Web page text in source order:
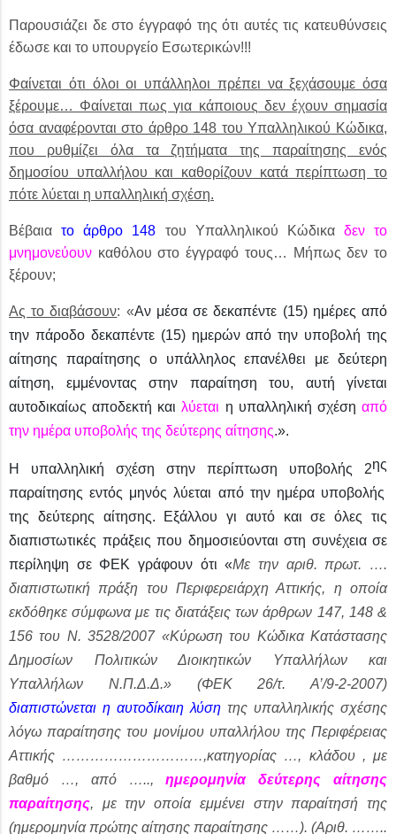
Παρουσιάζει δε στο έγγραφό της ότι αυτές τις κατευθύνσεις
έδωσε και το υπουργείο Εσωτερικών!!!
Φαίνεται ότι όλοι οι υπάλληλοι πρέπει να ξεχάσουμε όσα
ξέρουμε… Φαίνεται πως για κάποιους δεν έχουν σημασία
όσα αναφέρονται στο άρθρο 148 του Υπαλληλικού Κώδικα,
που ρυθμίζει όλα τα ζητήματα της παραίτησης ενός
δημοσίου υπαλλήλου και καθορίζουν κατά περίπτωση το
πότε λύεται η υπαλληλική σχέση.
Βέβαιατο άρθρο 148 του Υπαλληλικού Κώδικα δεν το
μνημονεύουν καθόλου στο έγγραφό τους… Μήπως δεν το
ξέρουν;
Ας το διαβάσουν: «Αν μέσα σε δεκαπέντε (15) ημέρες από
την πάροδο δεκαπέντε (15) ημερών από την υποβολή της
αίτησης παραίτησης ο υπάλληλος επανέλθει με δεύτερη
αίτηση, εμμένοντας στην παραίτηση του, αυτή γίνεται
αυτοδικαίως αποδεκτή καιλύεται η υπαλληλική σχέσηαπό
την ημέρα υποβολής της δεύτερης αίτησης.».
Η υπαλληλική σχέση στην περίπτωση υποβολής 2ης
παραίτησης εντός μηνός λύεται από την ημέρα υποβολής
της δεύτερης αίτησης. Εξάλλου γι αυτό και σε όλες τις
διαπιστωτικές πράξεις που δημοσιεύονται στη συνέχεια σε
περίληψη σε ΦΕΚ γράφουν ότι «Με την αριθ. πρωτ. ….
διαπιστωτική πράξη του Περιφερειάρχη Αττικής, η οποία
εκδόθηκε σύμφωνα με τις διατάξεις των άρθρων 147, 148 &
156 του Ν. 3528/2007 «Κύρωση του Κώδικα Κατάστασης
Δημοσίων Πολιτικών Διοικητικών Υπαλλήλων και
Υπαλλήλων Ν.Π.Δ.Δ.» (ΦΕΚ 26/τ. Α’/9-2-2007)
διαπιστώνεται η αυτοδίκαιη λύση της υπαλληλικής σχέσης
λόγω παραίτησης του μονίμου υπαλλήλου της Περιφέρειας
Αττικής …………………………,κατηγορίας …, κλάδου , με
βαθμό …, από …..,ημερομηνία δεύτερης αίτησης
παραίτησης, με την οποία εμμένει στην παραίτησή της
(ημερομηνία πρώτης αίτησης παραίτησης ……). (Αριθ. ……..